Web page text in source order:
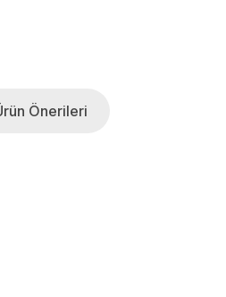
Önerileri